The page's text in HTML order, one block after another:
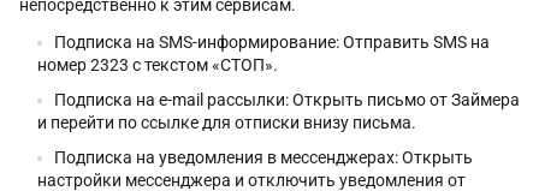
непосредственно к этим сервисам.
Подписка на SMS-информирование: Отправить SMS на
номер 2323 с текстом «СТОП».
Подписка на e-mail рассылки: Открыть письмо от Займера
и перейти по ссылке для отписки внизу письма.
Подписка на уведомления в мессенджерах: Открыть
настройки мессенджера и отключить уведомления от